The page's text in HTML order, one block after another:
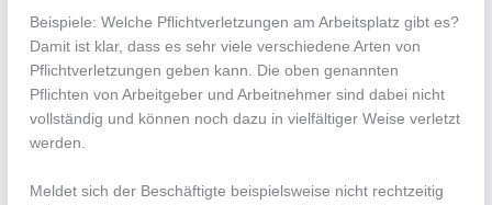
Beispiele: Welche Pflichtverletzungen am Arbeitsplatz gibt es?
Damit ist klar, dass es sehr viele verschiedene Arten von
Pflichtverletzungen geben kann. Die oben genannten
Pflichten von Arbeitgeber und Arbeitnehmer sind dabei nicht
vollständig und können noch dazu in vielfältiger Weise verletzt
werden.
Meldet sich der Beschäftigte beispielsweise nicht rechtzeitig